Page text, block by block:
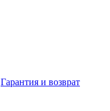
Гарантия и возврат